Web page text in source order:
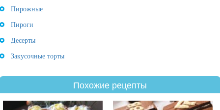
Пирожные
Пироги
Десерты
Закусочные торты
Похожие рецепты